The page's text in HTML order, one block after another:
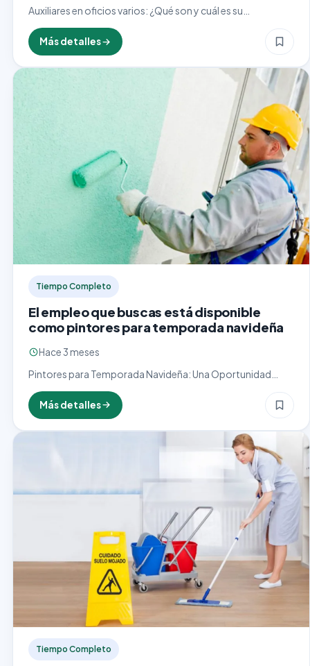
Auxiliares en oficios varios: ¿Qué son y cuál es su
importancia? Los auxiliares en oficios varios desempeñan
un papel esencial en diversas industrias, actuando como
el…
Más detalles
Tiempo Completo
El empleo que buscas está disponible
como pintores para temporada navideña
Hace 3 meses
Pintores para Temporada Navideña: Una Oportunidad
serie de oportunidades laborales únicas, y el rol de pintores
especializados…
Más detalles
Tiempo Completo